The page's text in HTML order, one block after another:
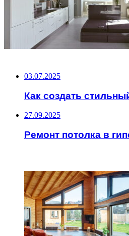
03.07.2025
Как создать
27.09.2025
Ремонт потолка в